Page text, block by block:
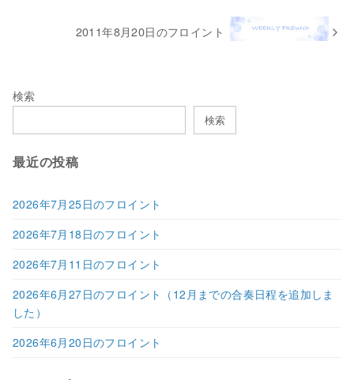
2011年8月20日のフロイント
検索
検索
最近の投稿
2026年7月25日のフロイント
2026年7月18日のフロイント
2026年7月11日のフロイント
2026年6月27日のフロイント（12月までの合奏日程を追加しま
した）
2026年6月20日のフロイント